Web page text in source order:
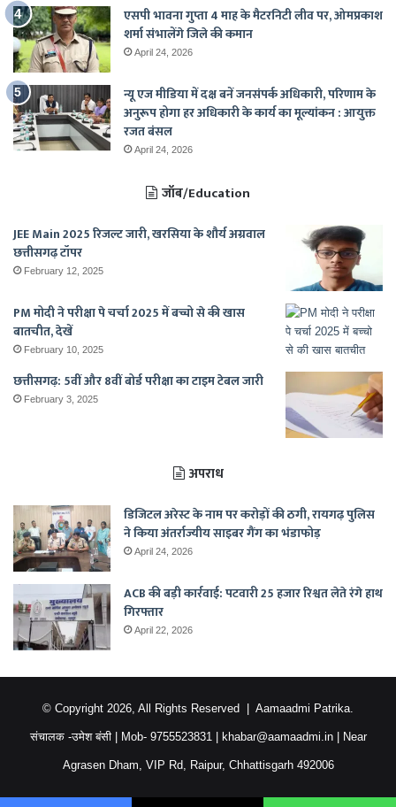
एसपी भावना गुप्ता 4 माह के मैटरनिटी लीव पर, ओमप्रकाश
शर्मा संभालेंगे जिले की कमान
April 24, 2026
न्यू एज मीडिया में दक्ष बनें जनसंपर्क अधिकारी, परिणाम के
अनुरूप होगा हर अधिकारी के कार्य का मूल्यांकन : आयुक्त
रजत बंसल
April 24, 2026
जॉब/Education
JEE Main 2025 रिजल्ट जारी, खरसिया के शौर्य अग्रवाल
छत्तीसगढ़ टॉपर
February 12, 2025
PM मोदी ने परीक्षा पे चर्चा 2025 में बच्चो से की खास
बातचीत, देखें
February 10, 2025
छत्तीसगढ़: 5वीं और 8वीं बोर्ड परीक्षा का टाइम टेबल जारी
February 3, 2025
अपराध
डिजिटल अरेस्ट के नाम पर करोड़ों की ठगी, रायगढ़ पुलिस
ने किया अंतर्राज्यीय साइबर गैंग का भंडाफोड़
April 24, 2026
ACB की बड़ी कार्रवाई: पटवारी 25 हजार रिश्वत लेते रंगे हाथ
गिरफ्तार
April 22, 2026
© Copyright 2026, All Rights Reserved | Aamaadmi Patrika.
संचालक -उमेश बंसी| Mob- 9755523831 khabar@aamaadmi.in| Near
Agrasen Dham, VIP Rd, Raipur, Chhattisgarh 492006